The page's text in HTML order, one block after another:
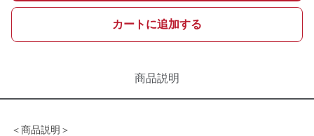
カートに追加する
商品説明
＜商品説明＞